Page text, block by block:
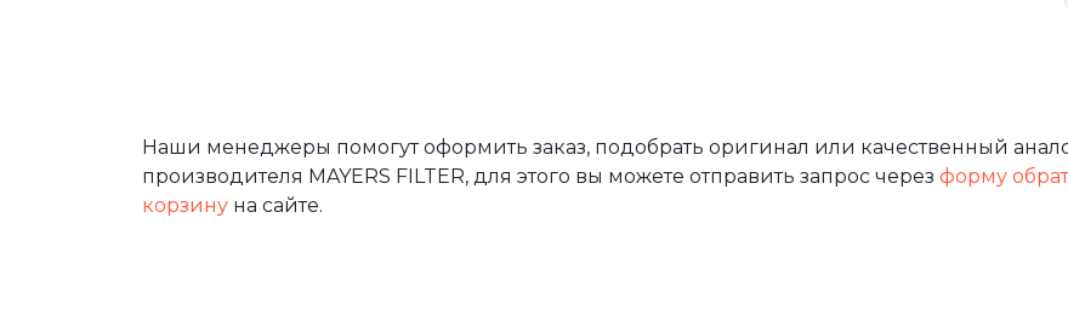
Наши менеджеры помогут оформить заказ, подобрать оригинал или качественный
производителя MAYERS FILTER, для этого вы можете отправить запрос через форму
корзину на сайте.